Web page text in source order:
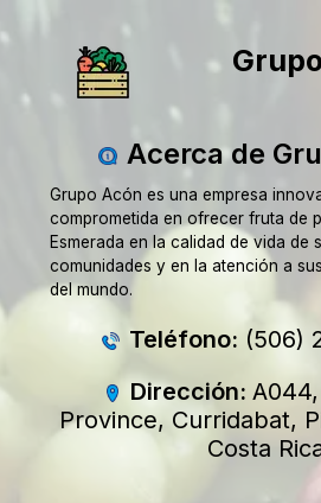
Acerca de
Grupo Acón es una empresa
comprometida en ofrecer fruta de
Esmerada en la calidad de vida de
comunidades y en la atención a
del mundo.
Teléfono: (506)
Dirección:
Province, Curridabat,
Costa